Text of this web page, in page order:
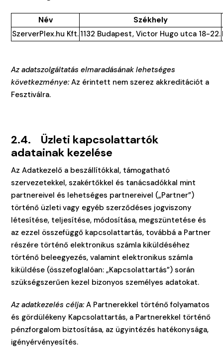
Név
Székhely
SzerverPlex.hu Kft. 1132 Budapest, Victor Hugo utca 18-22.
Az adatszolgáltatás elmaradásának lehetséges
következménye:Az érintett nem szerez akkreditációt a
Fesztiválra.
2.4. Üzleti kapcsolattartók
adatainak kezelése
Az Adatkezelő a beszállítókkal, támogatható
szervezetekkel, szakértőkkel és tanácsadókkal mint
partnereivel és lehetséges partnereivel („Partner”)
történő üzleti vagy egyéb szerződéses jogviszony
létesítése, teljesítése, módosítása, megszüntetése és
az ezzel összefüggő kapcsolattartás, továbbá a Partner
részére történő elektronikus számla kiküldéséhez
történő beleegyezés, valamint elektronikus számla
kiküldése (összefoglalóan: „Kapcsolattartás”) során
szükségszerűen kezel bizonyos személyes adatokat.
Az adatkezelés célja: A Partnerekkel történő folyamatos
és gördülékeny Kapcsolattartás, a Partnerekkel történő
pénzforgalom biztosítása, az ügyintézés hatékonysága,
igényérvényesítés.